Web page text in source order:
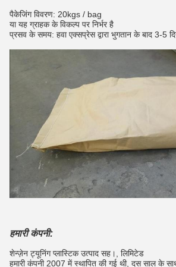
पैकेजिंग विवरण: 20kgs / bag
या यह ग्राहक के विकल्प पर निर्भर है
प्रसव के समय: हवा एक्सप्रेस द्वारा भुगतान के बाद 3-5
हमारी कंपनी:
शेन्ज़ेन ट्यूनिंग प्लास्टिक उत्पाद सह।, लिमिटेड
हमारी कंपनी 2007 में स्थापित की गई थी, दस साल के